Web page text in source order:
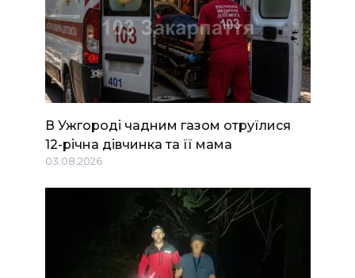
В Ужгороді чадним газом отруїлися
12-річна дівчинка та її мама
03.08.2026